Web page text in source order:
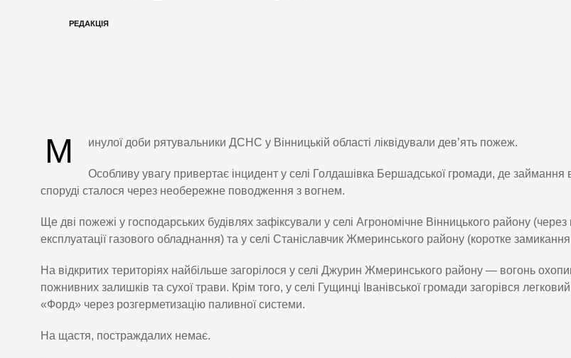
РЕДАКЦІЯ
М инулої доби рятувальники ДСНС у Вінницькій області ліквідували дев’ять пожеж.
Особливу увагу привертає інцидент у селі Голдашівка Бершадської громади, де займання
споруді сталося через необережне поводження з вогнем.
Ще дві пожежі у господарських будівлях зафіксували у селі Агрономічне Вінницького району
експлуатації газового обладнання) та у селі Станіславчик Жмеринського району (коротке
На відкритих територіях найбільше загорілося у селі Джурин Жмеринського району — вогонь
пожнивних залишків та сухої трави. Крім того, у селі Гущинці Іванівської громади загорівся
«Форд» через розгерметизацію паливної системи.
На щастя, постраждалих немає.